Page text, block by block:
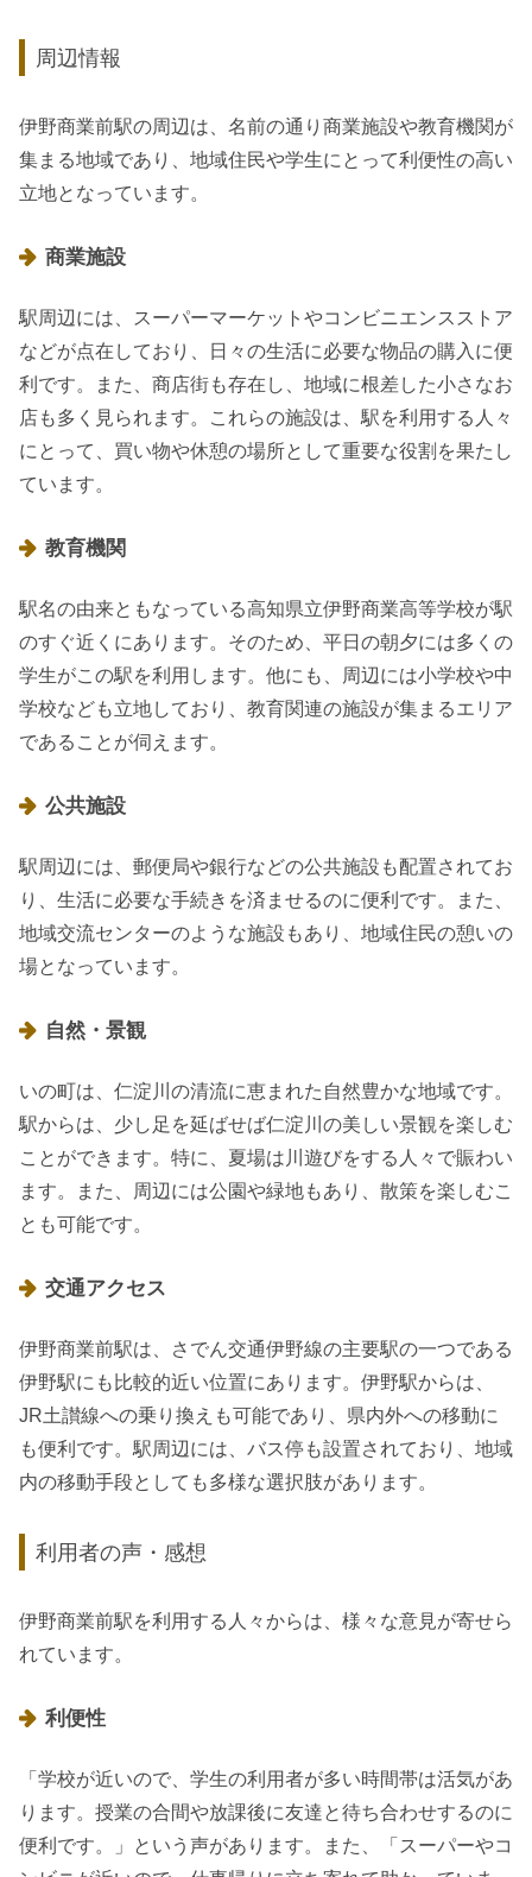
周辺情報
伊野商業前駅の周辺は、名前の通り商業施設や教育機関が
集まる地域であり、地域住民や学生にとって利便性の高い
立地となっています。
商業施設
駅周辺には、スーパーマーケットやコンビニエンスストア
などが点在しており、日々の生活に必要な物品の購入に便
利です。また、商店街も存在し、地域に根差した小さなお
店も多く見られます。これらの施設は、駅を利用する人々
にとって、買い物や休憩の場所として重要な役割を果たし
ています。
教育機関
駅名の由来ともなっている高知県立伊野商業高等学校が駅
のすぐ近くにあります。そのため、平日の朝夕には多くの
学生がこの駅を利用します。他にも、周辺には小学校や中
学校なども立地しており、教育関連の施設が集まるエリア
であることが伺えます。
公共施設
駅周辺には、郵便局や銀行などの公共施設も配置されてお
り、生活に必要な手続きを済ませるのに便利です。また、
地域交流センターのような施設もあり、地域住民の憩いの
場となっています。
自然・景観
いの町は、仁淀川の清流に恵まれた自然豊かな地域です。
駅からは、少し足を延ばせば仁淀川の美しい景観を楽しむ
ことができます。特に、夏場は川遊びをする人々で賑わい
ます。また、周辺には公園や緑地もあり、散策を楽しむこ
とも可能です。
交通アクセス
伊野商業前駅は、さでん交通伊野線の主要駅の一つである
伊野駅にも比較的近い位置にあります。伊野駅からは、
JR土讃線への乗り換えも可能であり、県内外への移動に
も便利です。駅周辺には、バス停も設置されており、地域
内の移動手段としても多様な選択肢があります。
利用者の声・感想
伊野商業前駅を利用する人々からは、様々な意見が寄せら
れています。
利便性
「学校が近いので、学生の利用者が多い時間帯は活気があ
ります。授業の合間や放課後に友達と待ち合わせするのに
便利です。」という声があります。また、「スーパーやコ